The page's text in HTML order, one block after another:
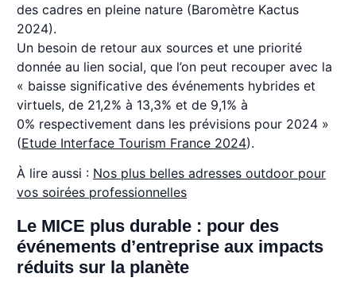
des cadres en pleine nature (Baromètre Kactus
2024).
Un besoin de retour aux sources et une priorité
donnée au lien social, que l’on peut recouper avec la
« baisse significative des événements hybrides et
virtuels, de 21,2% à 13,3% et de 9,1% à
0% respectivement dans les prévisions pour 2024 »
(Etude Interface Tourism France 2024).
À lire aussi : Nos plus belles adresses outdoor pour
vos soirées professionnelles
Le MICE plus durable : pour des
événements d’entreprise aux impacts
réduits sur la planète